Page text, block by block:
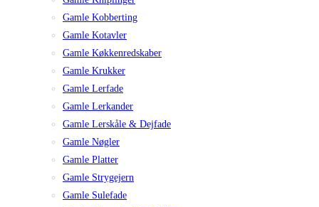
Gamle Kobberting
Gamle Kotavler
Gamle Køkkenredskaber
Gamle Krukker
Gamle Lerfade
Gamle Lerkander
Gamle Lerskåle & Dejfade
Gamle Nøgler
Gamle Platter
Gamle Strygejern
Gamle Sulefade